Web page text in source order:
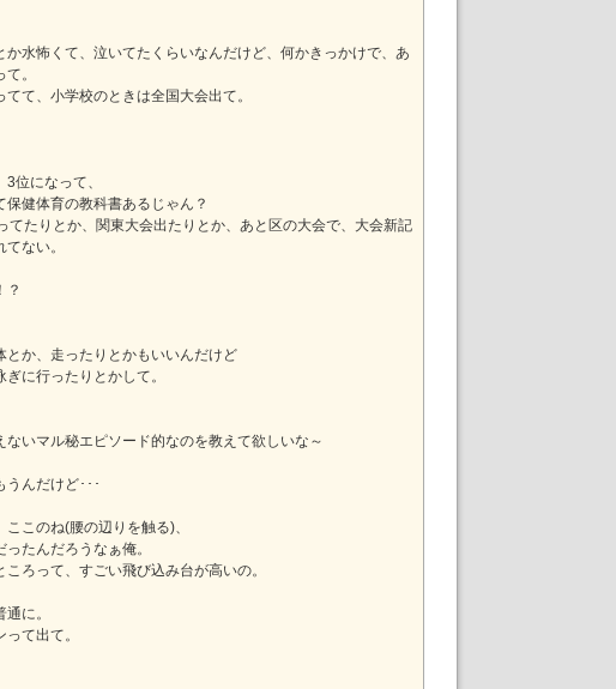
水怖くて、泣いてたくらいなんだけど、何かきっかけで、あ
。
て、小学校のときは全国大会出て。
位になって、
健体育の教科書あるじゃん？
てたりとか、関東大会出たりとか、あと区の大会で、大会新記
ない。
？
か、走ったりとかもいいんだけど
に行ったりとかして。
いマル秘エピソード的なのを教えて欲しいな～
んだけど･･･
このね(腰の辺りを触る)、
たんだろうなぁ俺。
ろって、すごい飛び込み台が高いの。
に。
て出て。